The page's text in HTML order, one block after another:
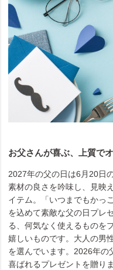
お父さんが喜ぶ、上質で
2027年の父の日は6月20日
素材の良さを吟味し、見映
イテム。「いつまでもかっ
を込めて素敵な父の日プレ
る、何気なく使えるものを
嬉しいものです。大人の男
を選んでいます。2026年の
喜ばれるプレゼントを贈り